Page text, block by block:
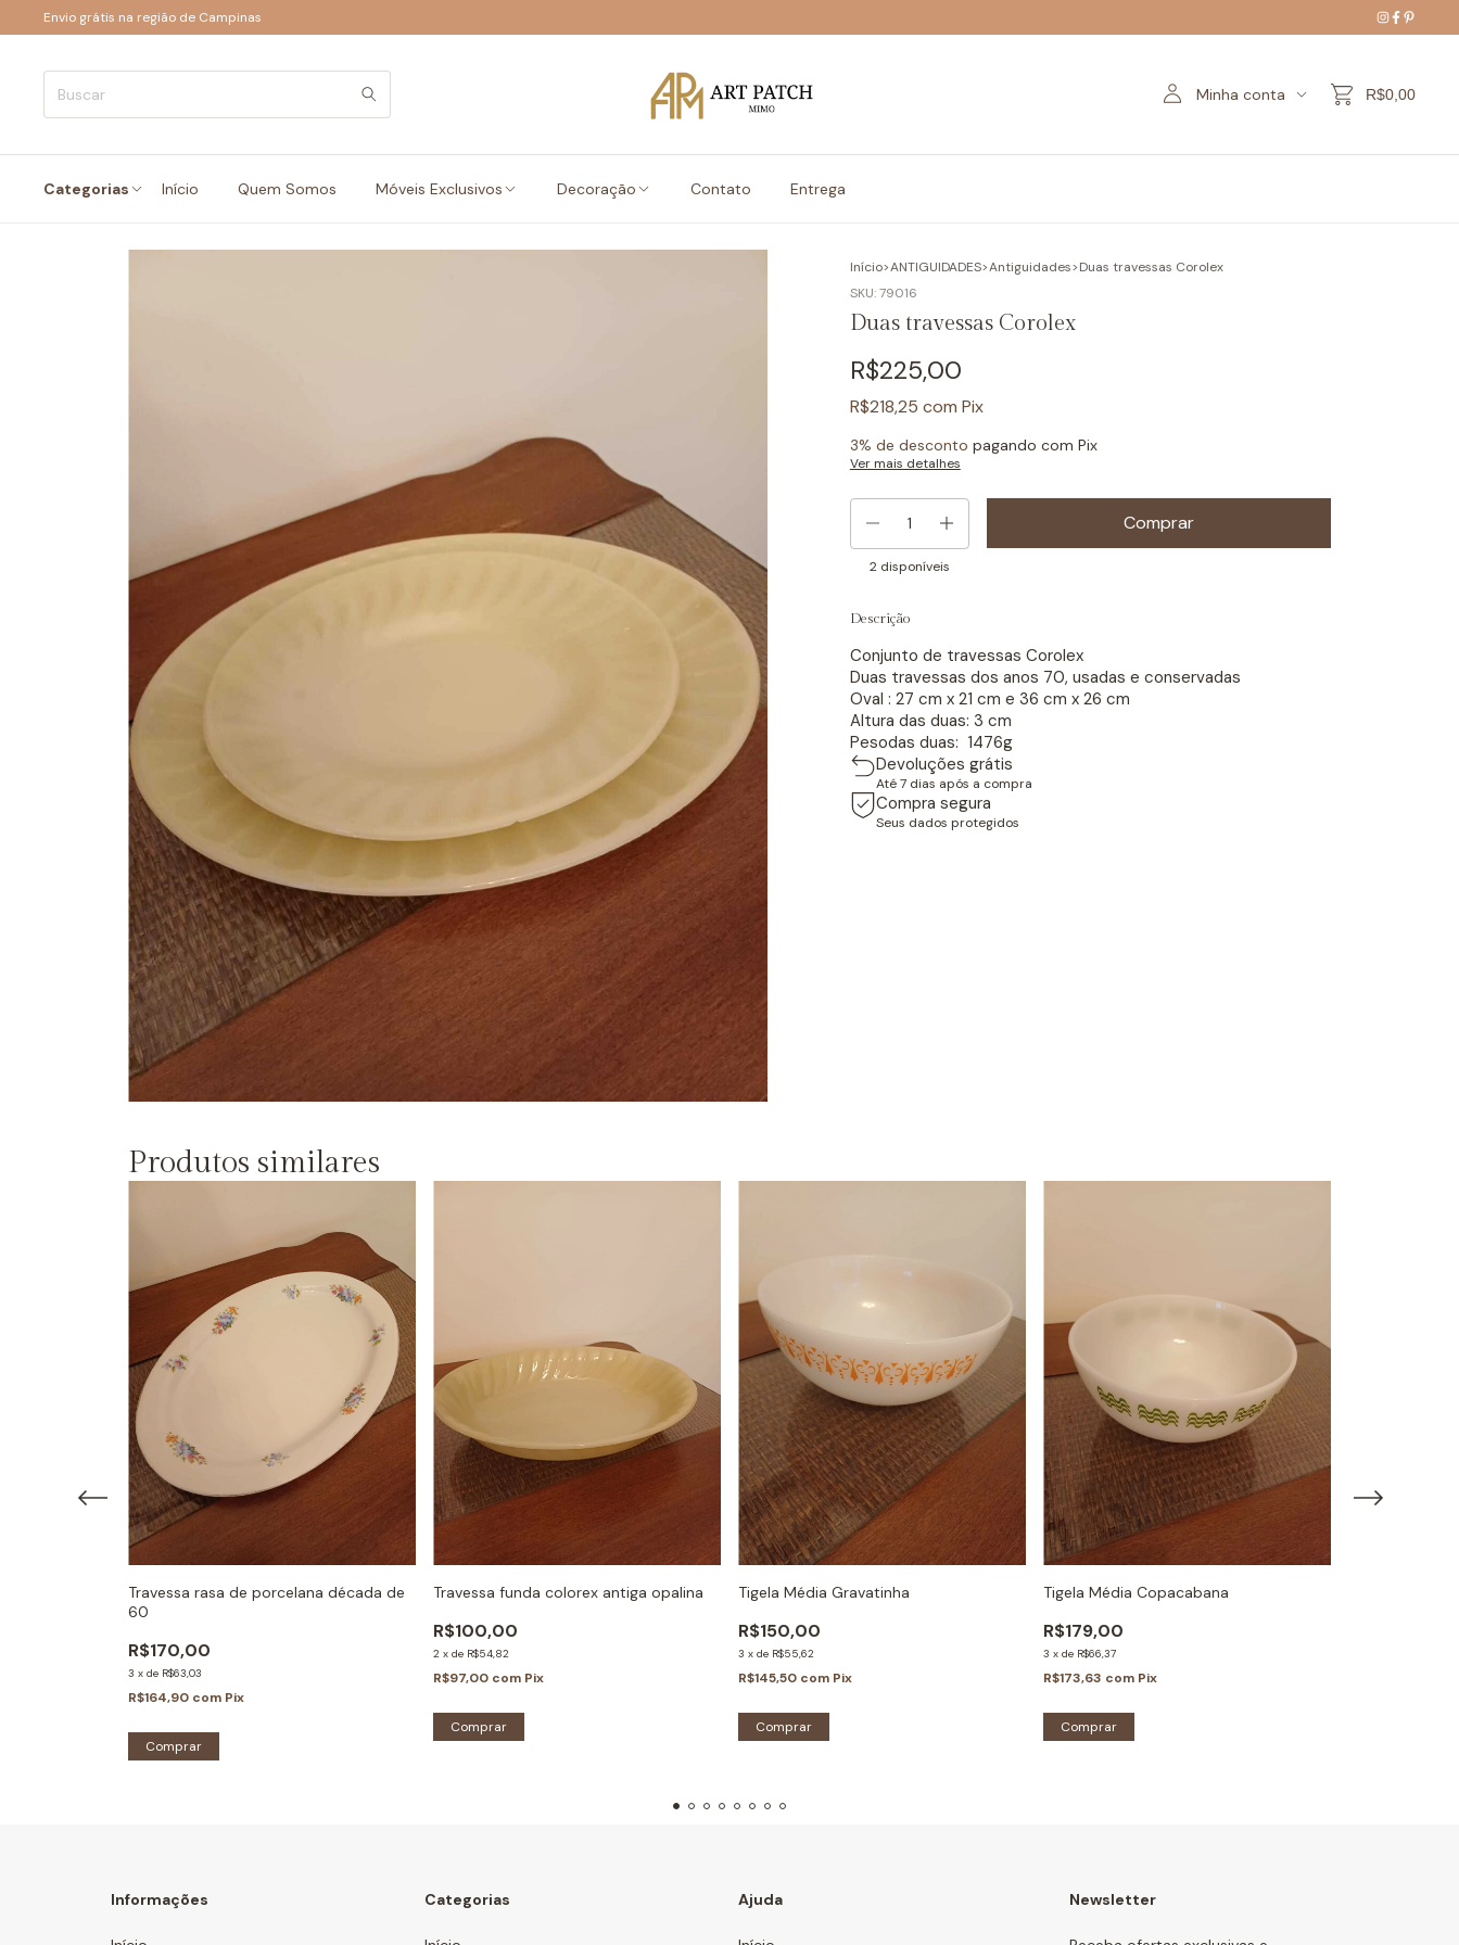
Envio grátis na região de Campinas
Minha conta R$0,00
Categorias Início Quem Somos Móveis Exclusivos Decoração Contato Entrega
Início>ANTIGUIDADES>Antiguidades>Duas travessas Corolex
SKU:79016
Duas travessas Corolex
R$225,00
R$218,25 com Pix
3% de desconto pagando com Pix
Ver mais detalhes
2 disponíveis
Descrição
Conjunto de travessas Corolex
Duas travessas dos anos 70, usadas e conservadas
Oval : 27 cm x 21 cm e 36 cm x 26 cm
Altura das duas: 3 cm
Pesodas duas: 1476g
Devoluções grátis
Até 7 dias após a compra
Compra segura
Seus dados protegidos
Produtos similares
Travessa rasa de porcelana década de
60
R$170,00
3 x de R$63,03
R$164,90 com Pix
Travessa funda colorex antiga opalina
R$100,00
2 x de R$54,82
R$97,00 com Pix
Tigela Média Gravatinha
R$150,00
3 x de R$55,62
R$145,50 com Pix
Tigela Média Copacabana
R$179,00
3 x de R$66,37
R$173,63 com Pix
Informações Categorias Ajuda Newsletter